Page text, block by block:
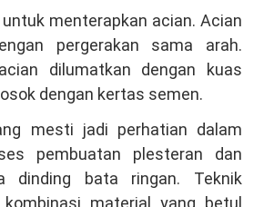
menterapkan acian. Acian
pergerakan sama arah.
dilumatkan dengan kuas
dengan kertas semen.
mesti jadi perhatian dalam
pembuatan plesteran dan
dinding bata ringan. Teknik
material yang betul